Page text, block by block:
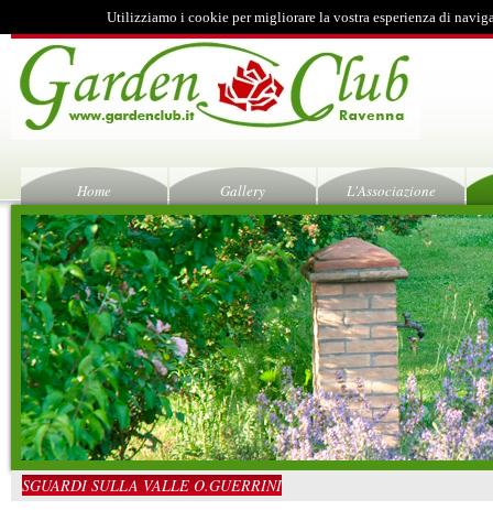
Utilizziamo i cookie per migliorare la vostra esperienza di
Home Gallery L'Associazione
SGUARDI SULLA VALLE O.GUERRINI